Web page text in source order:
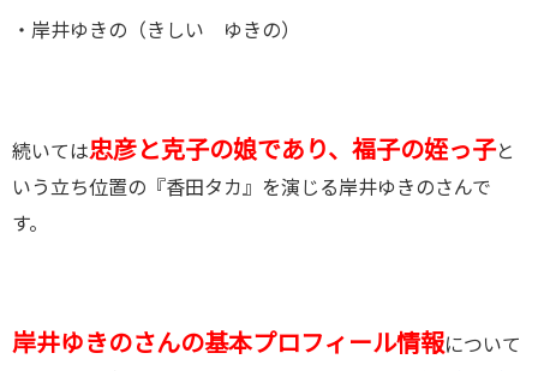
・岸井ゆきの（きしい ゆきの）
続いては忠彦と克子の娘であり、福子の姪っ子と
いう立ち位置の『香田タカ』を演じる岸井ゆきのさんで
す。
岸井ゆきのさんの基本プロフィール情報について